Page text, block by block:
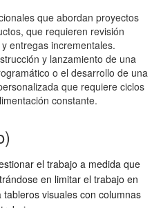
que abordan proyectos
que requieren revisión
entregas incrementales.
y lanzamiento de una
o el desarrollo de una
que requiere ciclos
constante.
el trabajo a medida que
en limitar el trabajo en
visuales con columnas